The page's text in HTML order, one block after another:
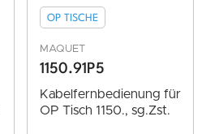
OP TISCHE
MAQUET
1150.91P5
Kabelfernbedienung für
OP Tisch 1150., sg.Zst.